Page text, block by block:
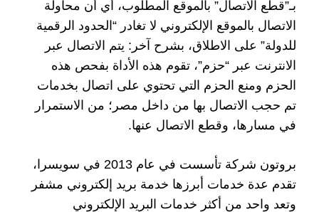
بـ”قطع الاتصال” بالموقع المطلوب، أي أن محاولة
الاتصال بالموقع الإلكتروني لا تغادر “الحدود الرقمية
للدولة” على الاطلاق، بشرح آخر: يتم الاتصال عبر
الانترنت عبر “حزم”، تقوم هذه الأداة بفحص هذه
الحزم ومنع الحزم التي تحتوي على اتصال بخدمات
تم حجب الاتصال بها من داخل مصر؛ من الاستمرار
في مسارها، وقطع الاتصال عنها.
بروتون شركة تأسست في عام 2013 في سويسرا،
تقدم عدة خدمات أبرزها خدمة بريد إلكتروني مشفر
وتعد واحد من أكثر خدمات البريد الإلكتروني